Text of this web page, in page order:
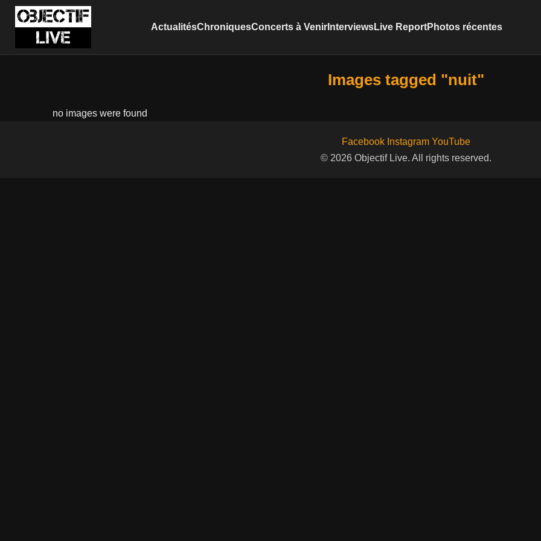
ActualitésChroniquesConcerts à VenirInterviewsLive ReportPhotos récentes
Images tagged "nuit"
no images were found
Facebook Instagram YouTube
© 2026 Objectif Live. All rights reserved.